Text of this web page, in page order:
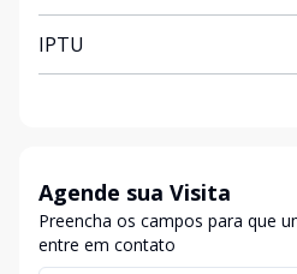
IPTU
Agende sua Visita
Preencha os campos para que
entre em contato